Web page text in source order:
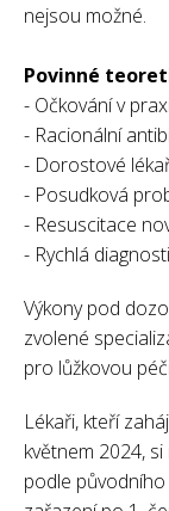
nejsou možné.
Povinné
- Očkování v
- Racionální
- Dorostové
- Posudková
- Resuscitace
- Rychlá
Výkony pod
zvolené
pro lůžkovou
Lékaři, kteří
květnem 2024,
podle